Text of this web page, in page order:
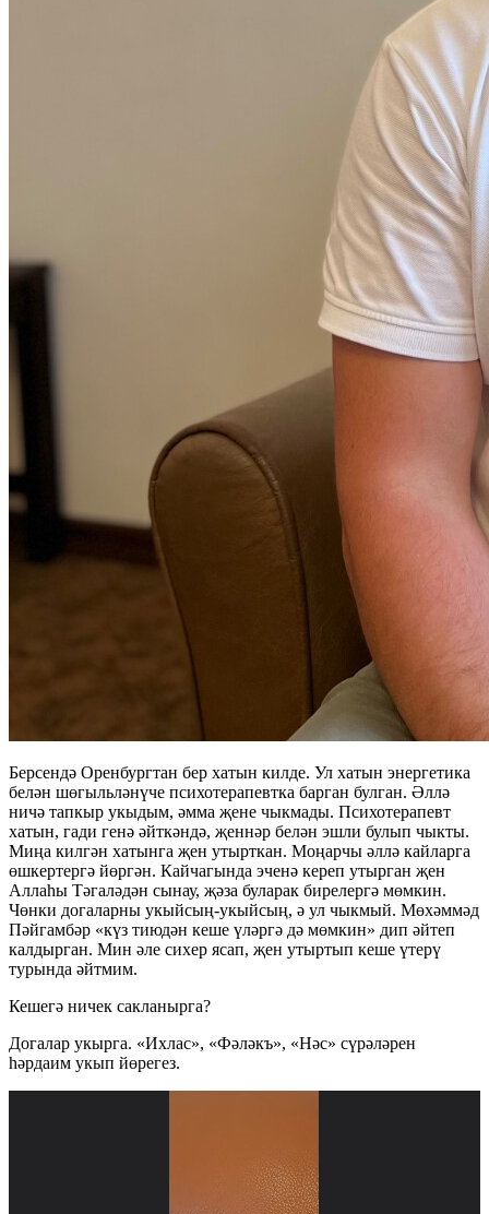
Берсендә Оренбургтан бер хатын килде. Ул хатын энергетика
белән шөгыльләнүче психотерапевтка барган булган. Әллә
ничә тапкыр укыдым, әмма җене чыкмады. Психотерапевт
хатын, гади генә әйткәндә, җеннәр белән эшли булып чыкты.
Миңа килгән хатынга җен утырткан. Моңарчы әллә кайларга
өшкертергә йөргән. Кайчагында эченә кереп утырган җен
Аллаһы Тәгаләдән сынау, җәза буларак бирелергә мөмкин.
Чөнки догаларны укыйсың-укыйсың, ә ул чыкмый. Мөхәммәд
Пәйгамбәр «күз тиюдән кеше үләргә дә мөмкин» дип әйтеп
калдырган. Мин әле сихер ясап, җен утыртып кеше үтерү
турында әйтмим.
Кешегә ничек сакланырга?
Догалар укырга. «Ихлас», «Фәләкъ», «Нәс» сүрәләрен
һәрдаим укып йөрегез.